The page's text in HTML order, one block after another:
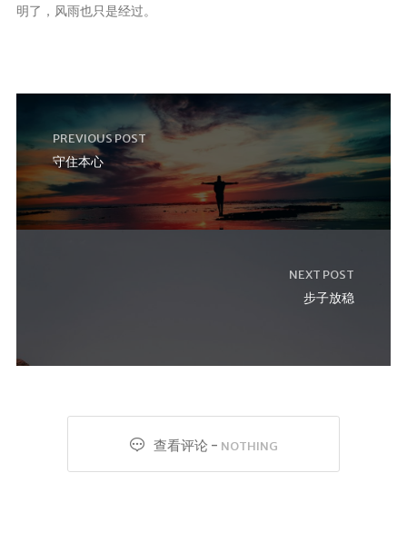
明了，风雨也只是经过。
PREVIOUS POST
守住本心
NEXT POST
步子放稳
查看评论 - NOTHING